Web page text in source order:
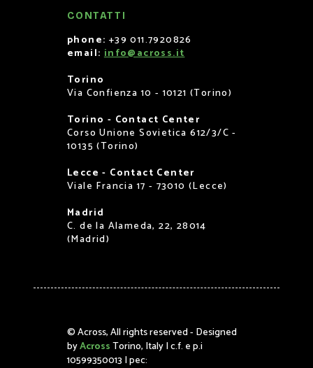
CONTATTI
phone: +39 011.7920826
email: info@across.it
Torino
Via Confienza 10 - 10121 (Torino)
Torino - Contact Center
Corso Unione Sovietica 612/3/C -
10135 (Torino)
Lecce - Contact Center
Viale Francia 17 - 73010 (Lecce)
Madrid
C. de la Alameda, 22, 28014
(Madrid)
©Across, All rights reserved - Designed
byAcrossTorino, Italy | c.f. e p.i
10599350013 | pec: